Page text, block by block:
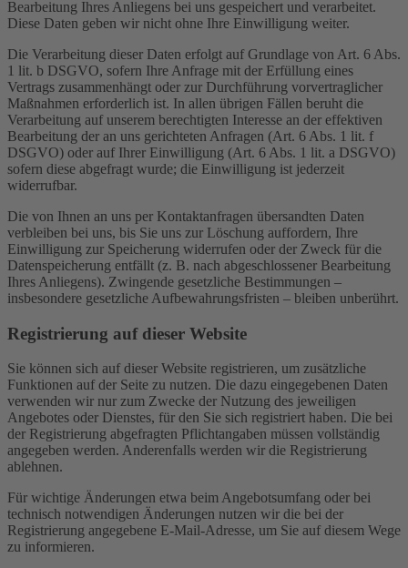
Bearbeitung Ihres Anliegens bei uns gespeichert und verarbeitet.
Diese Daten geben wir nicht ohne Ihre Einwilligung weiter.
Die Verarbeitung dieser Daten erfolgt auf Grundlage von Art. 6 Abs.
1 lit. b DSGVO, sofern Ihre Anfrage mit der Erfüllung eines
Vertrags zusammenhängt oder zur Durchführung vorvertraglicher
Maßnahmen erforderlich ist. In allen übrigen Fällen beruht die
Verarbeitung auf unserem berechtigten Interesse an der effektiven
Bearbeitung der an uns gerichteten Anfragen (Art. 6 Abs. 1 lit. f
DSGVO) oder auf Ihrer Einwilligung (Art. 6 Abs. 1 lit. a DSGVO)
sofern diese abgefragt wurde; die Einwilligung ist jederzeit
widerrufbar.
Die von Ihnen an uns per Kontaktanfragen übersandten Daten
verbleiben bei uns, bis Sie uns zur Löschung auffordern, Ihre
Einwilligung zur Speicherung widerrufen oder der Zweck für die
Datenspeicherung entfällt (z. B. nach abgeschlossener Bearbeitung
Ihres Anliegens). Zwingende gesetzliche Bestimmungen –
insbesondere gesetzliche Aufbewahrungsfristen – bleiben unberührt.
Registrierung auf dieser Website
Sie können sich auf dieser Website registrieren, um zusätzliche
Funktionen auf der Seite zu nutzen. Die dazu eingegebenen Daten
verwenden wir nur zum Zwecke der Nutzung des jeweiligen
Angebotes oder Dienstes, für den Sie sich registriert haben. Die bei
der Registrierung abgefragten Pflichtangaben müssen vollständig
angegeben werden. Anderenfalls werden wir die Registrierung
ablehnen.
Für wichtige Änderungen etwa beim Angebotsumfang oder bei
technisch notwendigen Änderungen nutzen wir die bei der
Registrierung angegebene E-Mail-Adresse, um Sie auf diesem Wege
zu informieren.